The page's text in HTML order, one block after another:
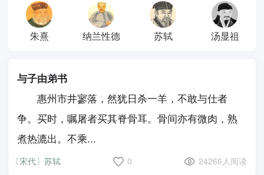
朱熹 纳兰性德 苏轼 汤显祖
与子由弟书
惠州市井寥落，然犹日杀一羊，不敢与仕者
争。买时，嘱屠者买其脊骨耳。骨间亦有微肉，熟
煮热漉出。不乘...
〔宋代〕苏轼 0 24266人阅读